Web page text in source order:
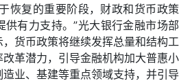
恢复的重要阶段，财政和货币政策
供有力支持。”光大银行金融市场部
货币政策将继续发挥总量和结构工
革潜力，引导金融机构加大普惠小
业、基建等重点领域支持，并引导